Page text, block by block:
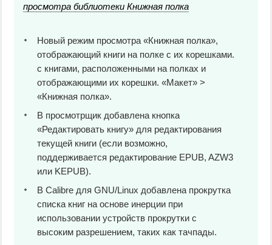
просмотра библиотеки Книжная полка
Новый режим просмотра «Книжная полка»,
отображающий книги на полке с их корешками.
с книгами, расположенными на полках и
отображающими их корешки. «Макет» >
«Книжная полка».
В просмотрщик добавлена кнопка
«Редактировать книгу» для редактирования
текущей книги (если возможно,
поддерживается редактирование EPUB, AZW3
или KEPUB).
В Calibre для GNU/Linux добавлена прокрутка
списка книг на основе инерции при
использовании устройств прокрутки с
высоким разрешением, таких как тачпады.